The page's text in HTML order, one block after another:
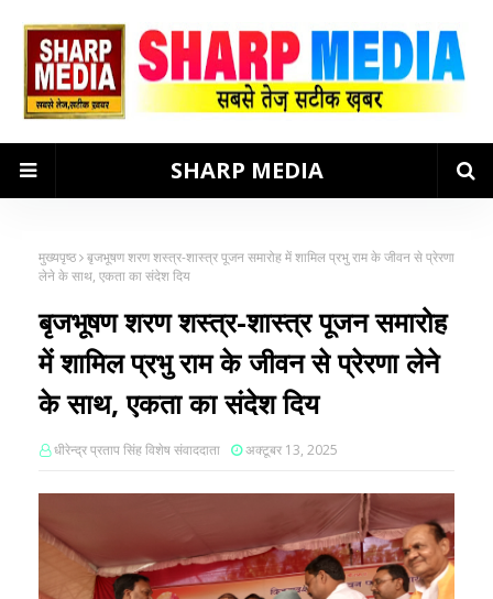
SHARP MEDIA
मुख्यपृष्ठ बृजभूषण शरण शस्त्र-शास्त्र पूजन समारोह में शामिल प्रभु राम के जीवन से प्रेरणा
लेने के साथ, एकता का संदेश दिय
बृजभूषण शरण शस्त्र-शास्त्र पूजन समारोह
में शामिल प्रभु राम के जीवन से प्रेरणा लेने
के साथ, एकता का संदेश दिय
धीरेन्द्र प्रताप सिंह विशेष संवाददाता अक्टूबर 13, 2025